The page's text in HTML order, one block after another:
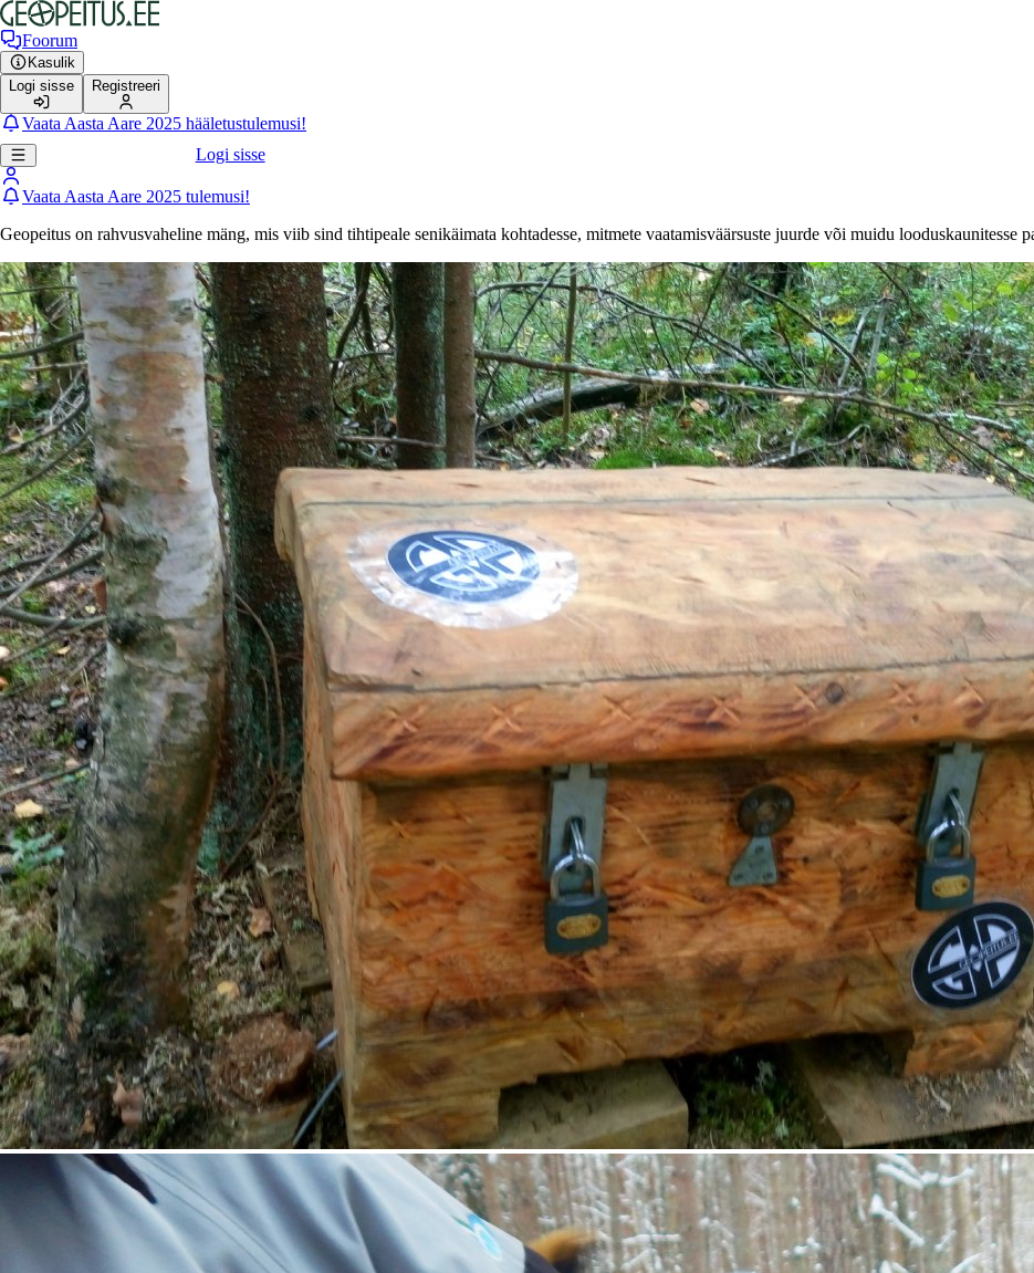
Foorum
Kasulik
Logi sisse
Registreeri
Vaata Aasta Aare 2025 hääletustulemusi!
Logi sisse
Vaata Aasta Aare 2025 tulemusi!
Geopeitus on rahvusvaheline mäng, mis viib sind tihtipeale senikäimata kohtadesse, mitmete vaatamisväärsuste juurde või muidu looduskaunitesse